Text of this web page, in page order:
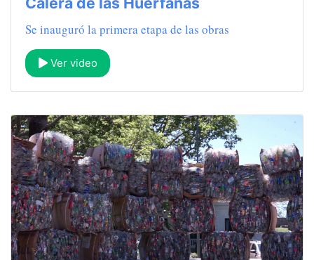
Se inauguró la primera etapa de las obras
Ver video